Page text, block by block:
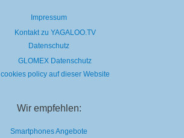
Impressum
Kontakt zu YAGALOO.TV
Datenschutz
GLOMEX Datenschutz
cookies policy auf dieser Website
Wir empfehlen:
Smartphones Angebote